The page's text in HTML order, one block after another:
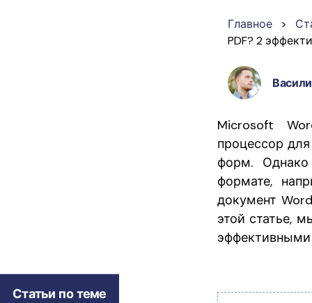
Статьи по теме
Главное >
PDF? 2
Microsoft
процессор
форм.
формате,
документ
этой статье,